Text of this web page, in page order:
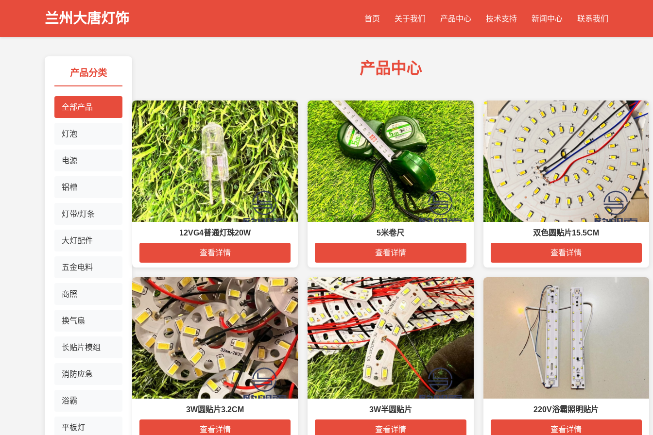
兰州大唐灯饰 首页 关于我们 产品中心 技术支持 新闻中心 联系我们
产品分类
全部产品
灯泡
电源
铝槽
灯带/灯条
大灯配件
五金电料
商照
换气扇
长贴片模组
消防应急
浴霸
平板灯
产品中心
12VG4普通灯珠20W
查看详情
5米卷尺
查看详情
双色圆贴片15.5CM
查看详情
3W圆贴片3.2CM
查看详情
3W半圆贴片
查看详情
220V浴霸照明贴片
查看详情